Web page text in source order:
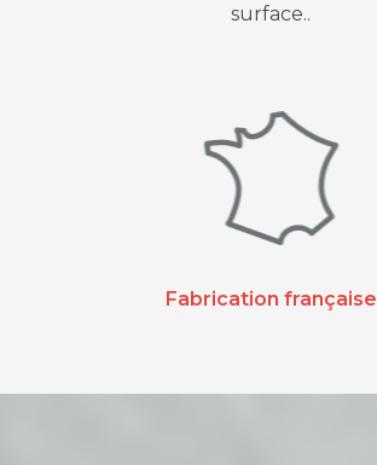
surface..
Fabrication française